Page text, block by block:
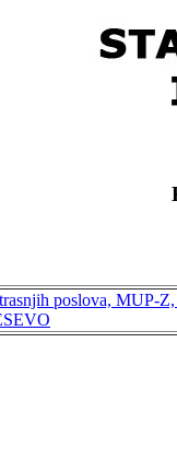
poslova, MUP-